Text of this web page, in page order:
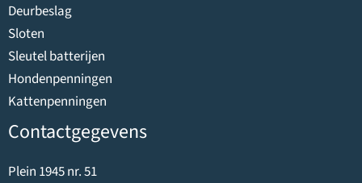
Deurbeslag
Sloten
Sleutel batterijen
Hondenpenningen
Kattenpenningen
Contactgegevens
Plein 1945 nr. 51